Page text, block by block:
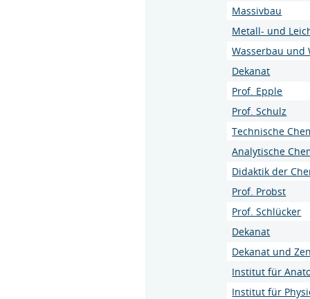
Massivbau
Metall- und
Wasserbau und
Dekanat
Prof. Epple
Prof. Schulz
Technische
Analytische
Didaktik der
Prof. Probst
Prof. Schlücker
Dekanat
Dekanat und
Institut für
Institut für